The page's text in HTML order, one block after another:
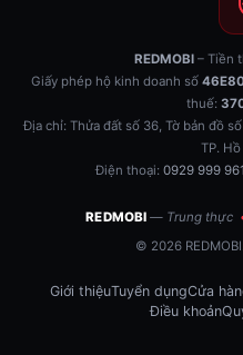
REDMOBI – Tiền
Giấy phép hộ kinh doanh số
thuế:
Địa chỉ: Thửa đất số 36, Tờ bản đồ
TP.
Điện thoại: 0929 999 961
REDMOBI — Trung thực
© 2026
Giới thiệuTuyển dụngCửa
Điều khoản